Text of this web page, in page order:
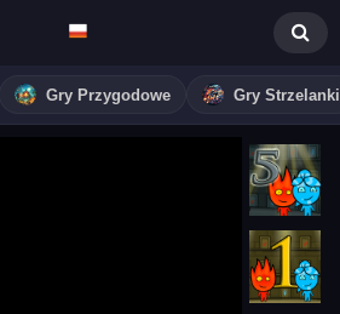
Gry Przygodowe Gry Strzelanki